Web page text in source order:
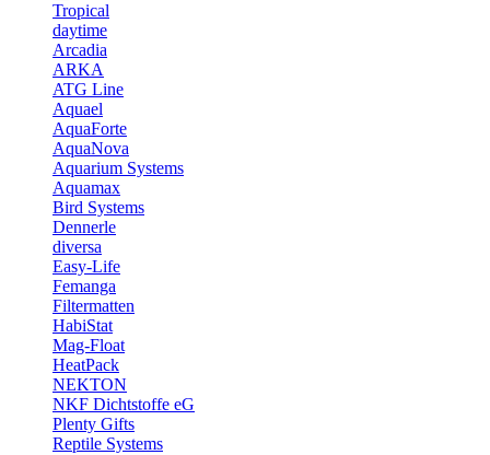
Tropical
daytime
Arcadia
ARKA
ATG Line
Aquael
AquaForte
AquaNova
Aquarium Systems
Aquamax
Bird Systems
Dennerle
diversa
Easy-Life
Femanga
Filtermatten
HabiStat
Mag-Float
HeatPack
NEKTON
NKF Dichtstoffe eG
Plenty Gifts
Reptile Systems